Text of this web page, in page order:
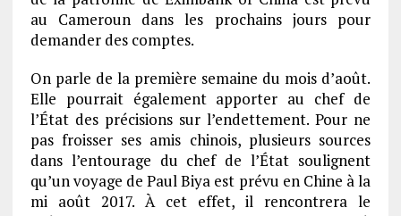
au Cameroun dans les prochains jours pour
demander des comptes.
On parle de la première semaine du mois d’août.
Elle pourrait également apporter au chef de
l’État des précisions sur l’endettement. Pour ne
pas froisser ses amis chinois, plusieurs sources
dans l’entourage du chef de l’État soulignent
qu’un voyage de Paul Biya est prévu en Chine à la
mi août 2017. À cet effet, il rencontrera le